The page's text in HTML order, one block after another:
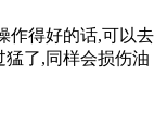
作得好的话,可以去
了,同样会损伤油